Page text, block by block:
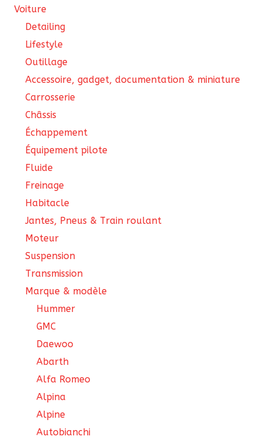
Voiture
Detailing
Lifestyle
Outillage
Accessoire, gadget, documentation & miniature
Carrosserie
Châssis
Échappement
Équipement pilote
Fluide
Freinage
Habitacle
Jantes, Pneus & Train roulant
Moteur
Suspension
Transmission
Marque & modèle
Hummer
GMC
Daewoo
Abarth
Alfa Romeo
Alpina
Alpine
Autobianchi